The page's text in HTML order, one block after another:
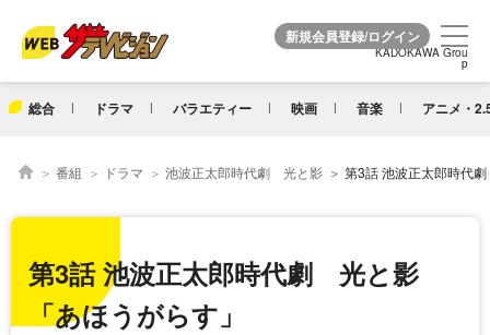
KADOKAWA Grou
p
総合 ドラマ バラエティー 映画 音楽 アニメ・
KADOKAWA Grou
p
番組 ドラマ 池波正太郎時代劇 光と影 第3話 池波正太郎時代
第3話 池波正太郎時代劇 光と影
「あほうがらす」